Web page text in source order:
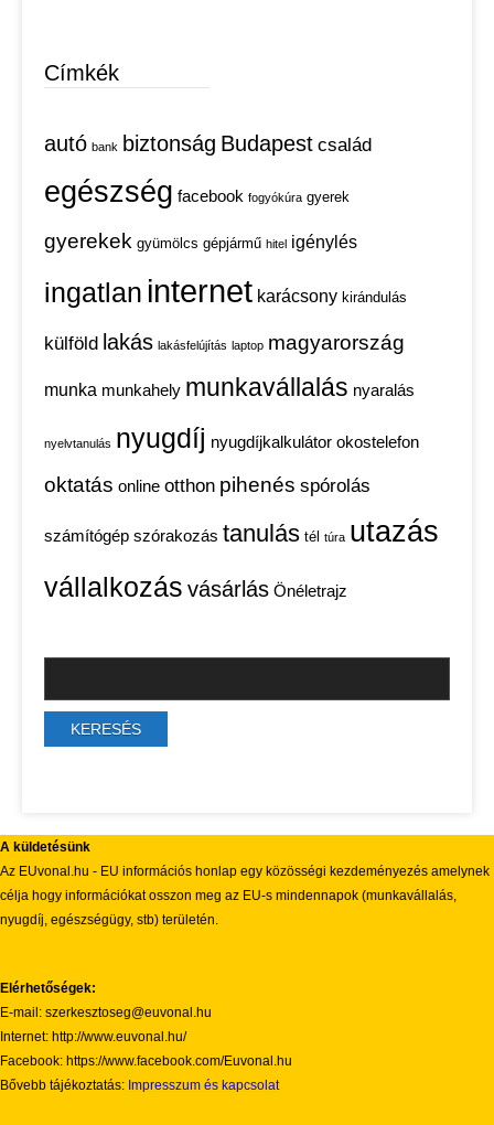
Címkék
autó bank biztonság Budapest család
egészség facebook fogyókúra gyerek
gyerekek gyümölcs gépjármű hitel igénylés
ingatlan internet karácsony kirándulás
külföld lakás lakásfelújítás laptop magyarország
munka munkahely munkavállalás nyaralás
nyelvtanulás nyugdíj nyugdíjkalkulátor okostelefon
oktatás online otthon pihenés spórolás
számítógép szórakozás tanulás tél túra utazás
vállalkozás vásárlás Önéletrajz
A küldetésünk
Az EUvonal.hu - EU információs honlap egy közösségi kezdeményezés amelynek
célja hogy információkat osszon meg az EU-s mindennapok (munkavállalás,
nyugdíj, egészségügy, stb) területén.
Elérhetőségek:
E-mail: szerkesztoseg@euvonal.hu
Internet: http://www.euvonal.hu/
Facebook: https://www.facebook.com/Euvonal.hu
Bővebb tájékoztatás: Impresszum és kapcsolat